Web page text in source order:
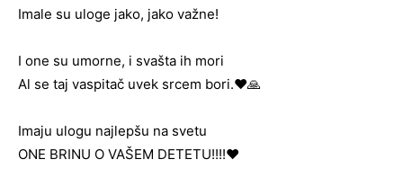
Imale su uloge jako, jako važne!
I one su umorne, i svašta ih mori
Al se taj vaspitač uvek srcem bori.❤️🙏
Imaju ulogu najlepšu na svetu
ONE BRINU O VAŠEM DETETU!!!!❤️